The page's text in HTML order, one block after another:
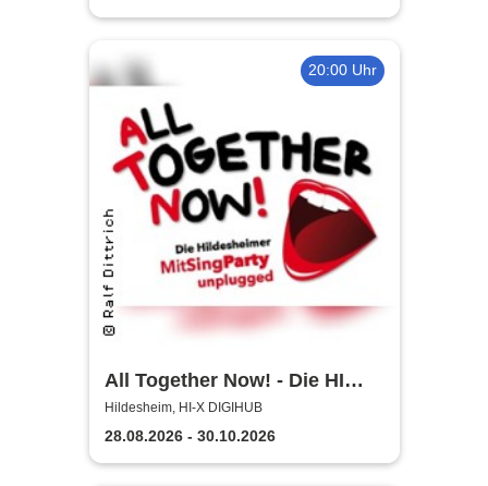
20:00 Uhr
All Together Now! - Die HI
MitSingParty
Hildesheim, HI-X DIGIHUB
28.08.2026 - 30.10.2026